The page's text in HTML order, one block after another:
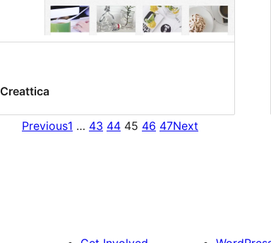
Creattica
Previous1 … 43 44 45 46 47Next